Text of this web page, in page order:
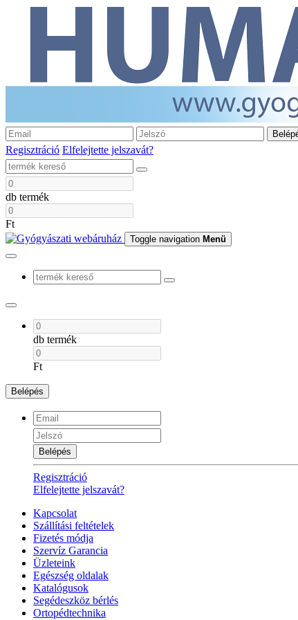
Regisztráció Elfelejtette jelszavát?
db termék
Ft
Toggle navigation Menü
db termék
Ft
Belépés
Belépés
Regisztráció
Elfelejtette jelszavát?
Kapcsolat
Szállítási feltételek
Fizetés módja
Szervíz Garancia
Üzleteink
Egészség oldalak
Katalógusok
Segédeszköz bérlés
Ortopédtechnika